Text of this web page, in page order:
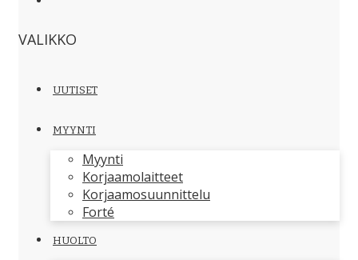
VALIKKO
UUTISET
MYYNTI
Myynti
Korjaamolaitteet
Korjaamosuunnittelu
Forté
HUOLTO